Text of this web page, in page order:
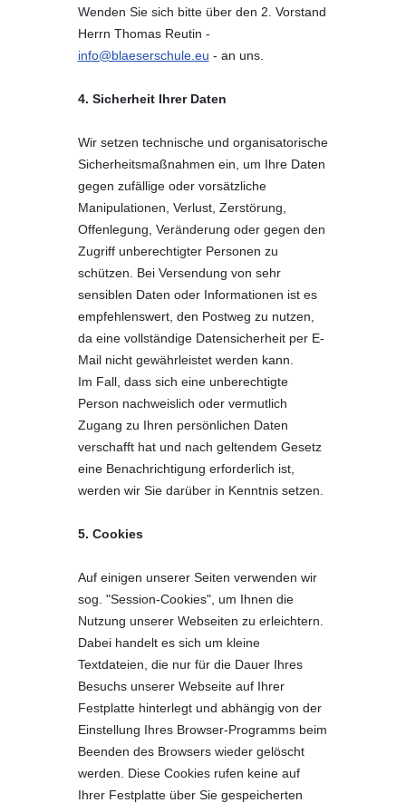
Wenden Sie sich bitte über den 2. Vorstand
Herrn Thomas Reutin -
info@blaeserschule.eu - an uns.
4. Sicherheit Ihrer Daten
Wir setzen technische und organisatorische
Sicherheitsmaßnahmen ein, um Ihre Daten
gegen zufällige oder vorsätzliche
Manipulationen, Verlust, Zerstörung,
Offenlegung, Veränderung oder gegen den
Zugriff unberechtigter Personen zu
schützen. Bei Versendung von sehr
sensiblen Daten oder Informationen ist es
empfehlenswert, den Postweg zu nutzen,
da eine vollständige Datensicherheit per E-
Mail nicht gewährleistet werden kann.
Im Fall, dass sich eine unberechtigte
Person nachweislich oder vermutlich
Zugang zu Ihren persönlichen Daten
verschafft hat und nach geltendem Gesetz
eine Benachrichtigung erforderlich ist,
werden wir Sie darüber in Kenntnis setzen.
5. Cookies
Auf einigen unserer Seiten verwenden wir
sog. "Session-Cookies", um Ihnen die
Nutzung unserer Webseiten zu erleichtern.
Dabei handelt es sich um kleine
Textdateien, die nur für die Dauer Ihres
Besuchs unserer Webseite auf Ihrer
Festplatte hinterlegt und abhängig von der
Einstellung Ihres Browser-Programms beim
Beenden des Browsers wieder gelöscht
werden. Diese Cookies rufen keine auf
Ihrer Festplatte über Sie gespeicherten